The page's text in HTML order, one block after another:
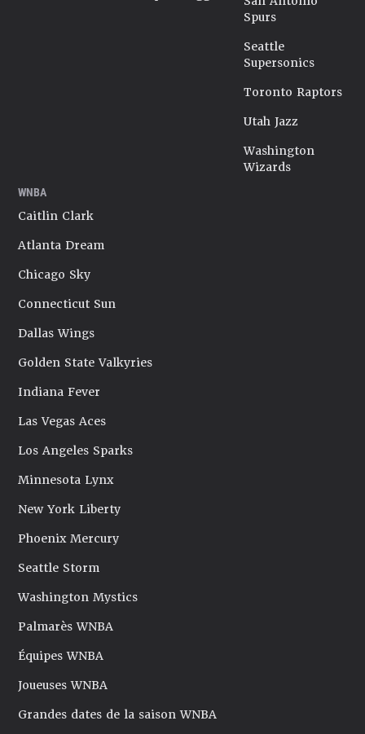
Spurs
Seattle
Supersonics
Toronto Raptors
Utah Jazz
Washington
Wizards
WNBA
Caitlin Clark
Atlanta Dream
Chicago Sky
Connecticut Sun
Dallas Wings
Golden State Valkyries
Indiana Fever
Las Vegas Aces
Los Angeles Sparks
Minnesota Lynx
New York Liberty
Phoenix Mercury
Seattle Storm
Washington Mystics
Palmarès WNBA
Équipes WNBA
Joueuses WNBA
Grandes dates de la saison WNBA